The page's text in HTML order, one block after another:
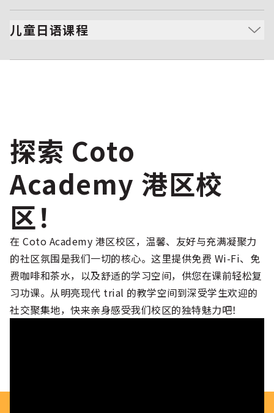
提供1对1教学服务，让学习者获得更个性化的学习体验。
儿童日语课程
通过有趣、互动性的活动教授孩子日语，同时安排外出教
探索 Coto
Academy 港区校
区！
在 Coto Academy 港区校区，温馨、友好与充满凝聚力
的社区氛围是我们一切的核心。这里提供免费 Wi-Fi、免
费咖啡和茶水，以及舒适的学习空间，供您在课前轻松复
习功课。从明亮现代 trial 的教学空间到深受学生欢迎的
社交聚集地，快来亲身感受我们校区的独特魅力吧！